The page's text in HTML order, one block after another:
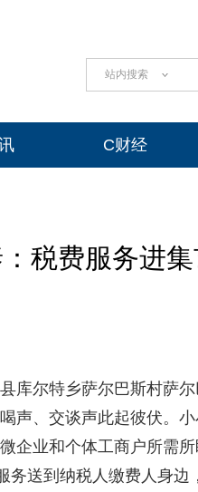
站内搜索
C财经
税费服务进
库尔特乡萨尔巴斯村萨
声、交谈声此起彼伏。
企业和个体工商户所需
务送到纳税人缴费人身边